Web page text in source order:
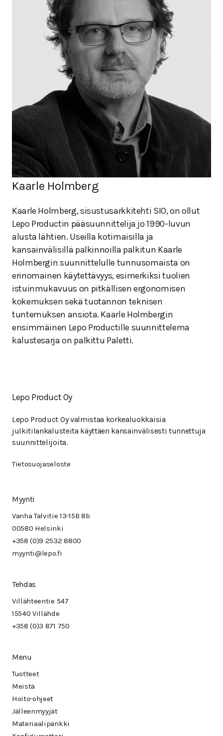
Kaarle Holmberg
Kaarle Holmberg, sisustusarkkitehti SIO, on ollut
Lepo Productin pääsuunnittelija jo 1990-luvun
alusta lähtien. Useilla kotimaisilla ja
kansainvälisillä palkinnoilla palkitun Kaarle
Holmbergin suunnittelulle tunnusomaista on
erinomainen käytettävyys, esimerkiksi tuolien
istuinmukavuus on pitkällisen ergonomisen
kokemuksen sekä tuotannon teknisen
tuntemuksen ansiota. Kaarle Holmbergin
ensimmäinen Lepo Productille suunnittelema
kalustesarja on palkittu Paletti.
Lepo Product Oy
Lepo Product Oy valmistaa korkealuokkaisia
julkitilankalusteita käyttäen kansainvälisesti tunnettuja
suunnittelijoita.
Tietosuojaseloste
Myynti
Vanha Talvitie 13-15B 8b
00580 Helsinki
+358 (0)9 2532 8800
myynti@lepo.fi
Tehdas
Villähteentie 547
15540 Villähde
+358 (0)3 871 750
Menu
Tuotteet
Meistä
Hoito-ohjeet
Jälleenmyyjät
Materiaalipankki